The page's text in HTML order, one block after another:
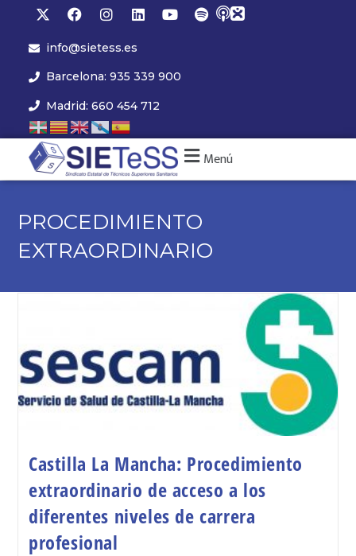
info@sietess.es
Barcelona: 935 339 900
Madrid: 660 454 712
Menú
PROCEDIMIENTO
EXTRAORDINARIO
Castilla La Mancha: Procedimiento
extraordinario de acceso a los
diferentes niveles de carrera
profesional